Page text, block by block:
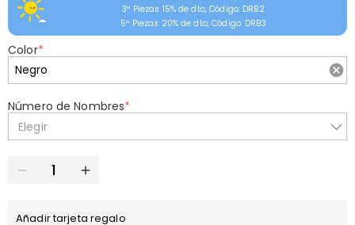
3ª Piezas 15% de dto, Código: DRB2
5ª Piezas 20% de dto, Código: DRB3
Color*
Número de Nombres*
Elegir
Añadir tarjeta regalo